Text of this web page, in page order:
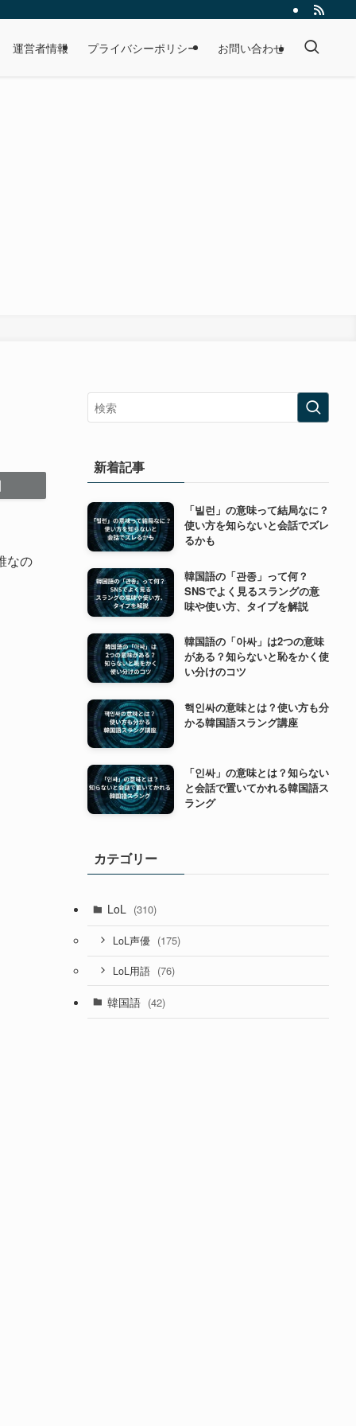
運営者情報 プライバシーポリシー お問い合わせ
なの
新着記事
「빌런」の意味って結局なに？
使い方を知らないと会話でズレ
るかも
韓国語の「관종」って何？
SNSでよく見るスラングの意
味や使い方、タイプを解説
韓国語の「아싸」は2つの意味
がある？知らないと恥をかく使
い分けのコツ
핵인싸の意味とは？使い方も分
かる韓国語スラング講座
「인싸」の意味とは？知らない
と会話で置いてかれる韓国語ス
ラング
カテゴリー
LoL (310)
LoL声優 (175)
LoL用語 (76)
韓国語 (42)